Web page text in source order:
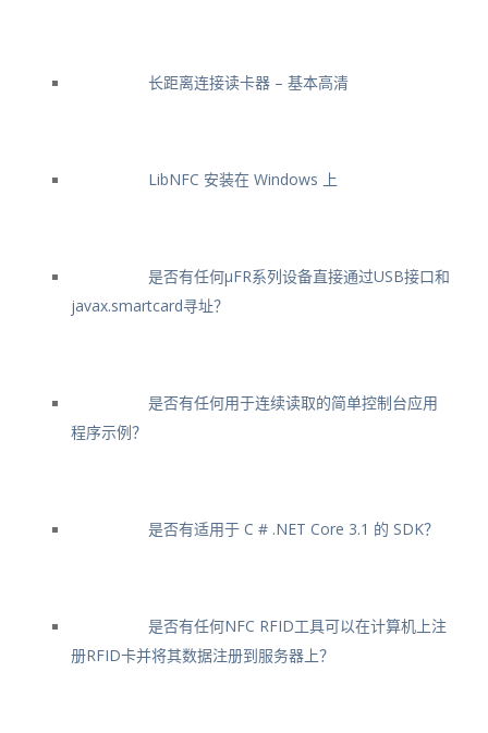
长距离连接读卡器 – 基本高清
LibNFC 安装在 Windows 上
是否有任何μFR系列设备直接通过USB接口和
javax.smartcard寻址？
是否有任何用于连续读取的简单控制台应用
程序示例？
是否有适用于 C # .NET Core 3.1 的 SDK？
是否有任何NFC RFID工具可以在计算机上注
册RFID卡并将其数据注册到服务器上？